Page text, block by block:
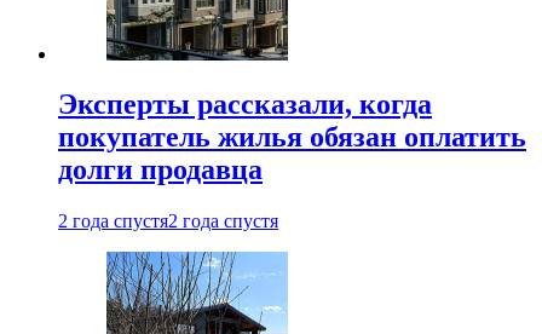
Эксперты рассказали, когда
покупатель жилья обязан оплатить
долги продавца
2 года спустя2 года спустя